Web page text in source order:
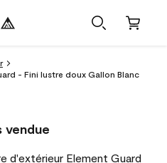
- Fini lustre doux Gallon Blanc
vendue